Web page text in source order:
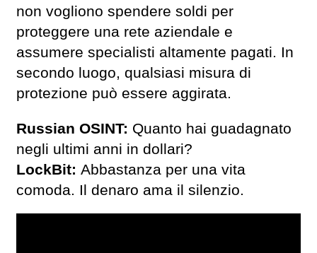
non vogliono spendere soldi per
proteggere una rete aziendale e
assumere specialisti altamente pagati. In
secondo luogo, qualsiasi misura di
protezione può essere aggirata.
Russian OSINT: Quanto hai guadagnato
negli ultimi anni in dollari?
LockBit: Abbastanza per una vita
comoda. Il denaro ama il silenzio.